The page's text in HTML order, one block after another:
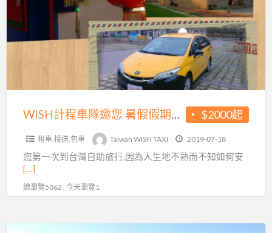
車
隊
邀
假
$2000起
WISH計程車隊邀您 暑假假期暢遊九份.平溪.野柳包車旅遊
租車,接送,包車 Taiwan WISH TAXI 2019-07-18
您第一次到台灣自助旅行,因為人生地不熟而不知如何安
[…]
總瀏覽5062 , 今天瀏覽1